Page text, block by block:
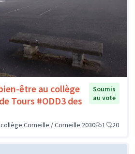
être au collège
Tours #ODD3 des
Soumis
au vote
Corneille / Corneille 2030 1 20